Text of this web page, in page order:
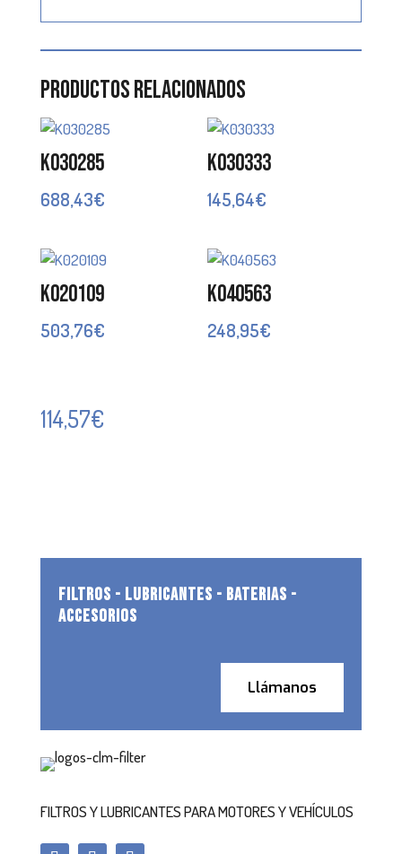
Productos relacionados
K030285
688,43€
K030333
145,64€
K020109
503,76€
K040563
248,95€
114,57€
FILTROS - LUBRICANTES - BATERIAS -
ACCESORIOS
Llámanos
FILTROS Y LUBRICANTES PARA MOTORES Y VEHÍCULOS